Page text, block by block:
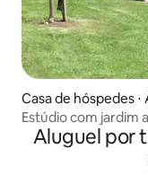
Casa de hóspedes
Estúdio com jardim
Aluguel por